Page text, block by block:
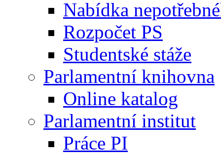
Nabídka
Rozpočet PS
Studentské stáže
Parlamentní knihovna
Online katalog
Parlamentní institut
Práce PI